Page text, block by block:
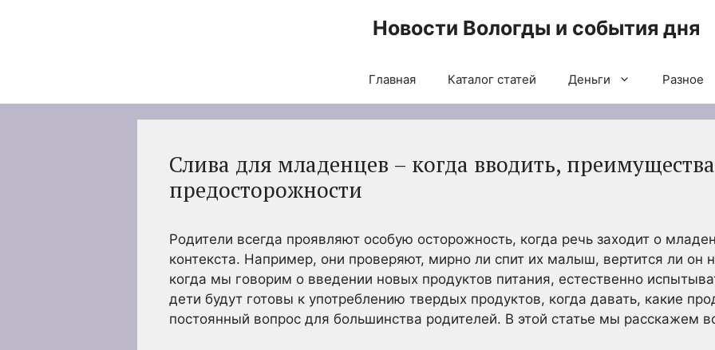
Новости Вологды и события дня
Главная Каталог статей Деньги Разное
Слива для младенцев – когда вводить,
предосторожности
Родители всегда проявляют особую осторожность, когда речь заходит о
контекста. Например, они проверяют, мирно ли спит их малыш, вертится ли он
когда мы говорим о введении новых продуктов питания, естественно
дети будут готовы к употреблению твердых продуктов, когда давать, какие
постоянный вопрос для большинства родителей. В этой статье мы расскажем